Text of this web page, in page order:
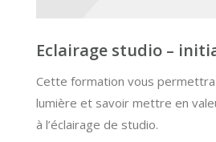
Eclairage studio –
Cette formation vous
lumière et savoir mettre en
à l’éclairage de studio.